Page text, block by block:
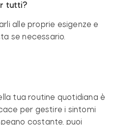
tutti?
alle proprie esigenze e
se necessario.
tua routine quotidiana è
per gestire i sintomi
costante, puoi